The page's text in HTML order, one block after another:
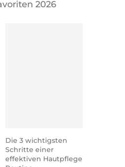
2026
Die 3 wichtigsten
Schritte einer
effektiven Hautpflege